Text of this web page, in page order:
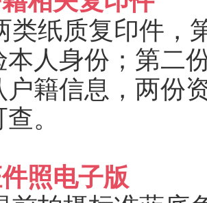
类纸质复印件，
本人身份；第二
户籍信息，两份
。
照电子版